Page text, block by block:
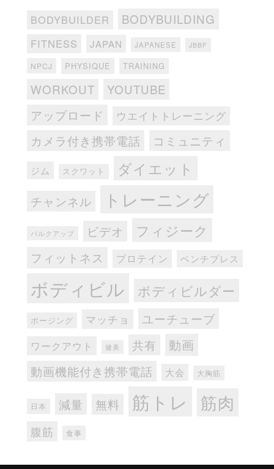
BODYBUILDER BODYBUILDING
FITNESS JAPAN JAPANESE JBBF
NPCJ PHYSIQUE TRAINING
WORKOUT
YOUTUBE
アップロード
ウエイトトレーニング
カメラ付き携帯電話 コミュニティ
ジム スクワット ダイエット
チャンネル トレーニング
バルクアップ ビデオ フィジーク
フィットネス プロテイン ベンチプレス
ボディビル ボディビルダー
ポージング マッチョ ユーチューブ
ワークアウト 健美 共有 動画
動画機能付き携帯電話 大会 大胸筋
日本 減量 無料 筋トレ 筋肉
腹筋 食事